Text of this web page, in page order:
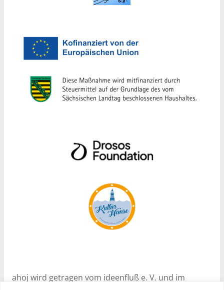
ahoj wird getragen vom ideenfluß e. V. und im